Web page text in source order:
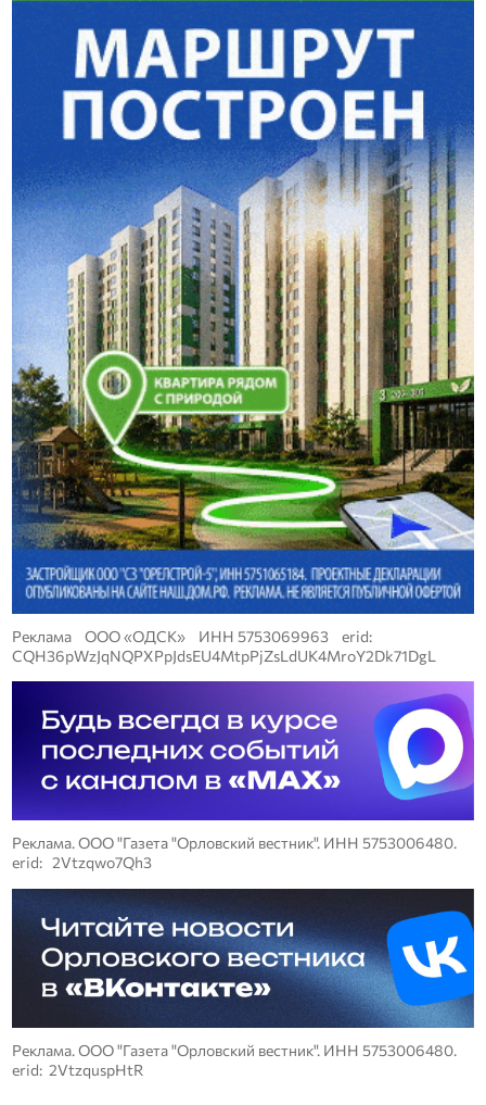
Реклама ООО «ОДСК» ИНН 5753069963 erid:
CQH36pWzJqNQPXPpJdsEU4MtpPjZsLdUK4MroY2Dk71DgL
Реклама. ООО "Газета "Орловский вестник". ИНН 5753006480.
erid: 2Vtzqwo7Qh3
Реклама. ООО "Газета "Орловский вестник". ИНН 5753006480.
erid: 2VtzquspHtR